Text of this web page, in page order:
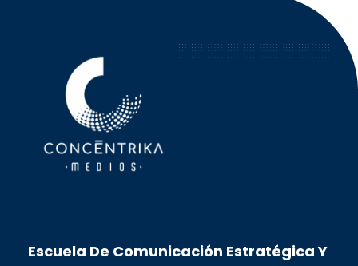
Escuela De Comunicación Estratégica Y